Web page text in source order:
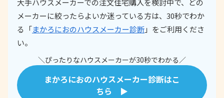
大手ハウスメーカーでの注文住宅購入を検討中で、どの
メーカーに絞ったらよいか迷っている方は、30秒でわか
る「まかろにおのハウスメーカー診断」をご利用くださ
い。
＼ぴったりなハウスメーカーが30秒でわかる／
まかろにおのハウスメーカー診断はこ
ちら ▶